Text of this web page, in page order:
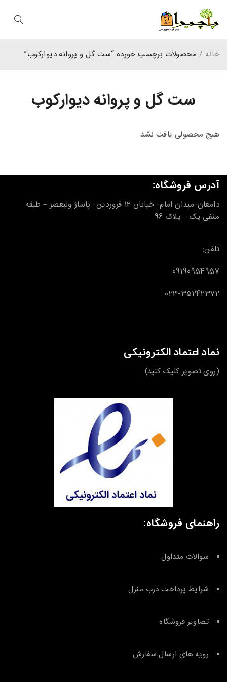
ست گل و پروانه دیوارکوب
خانه / محصولات برچسب خورده “ست گل و پروانه دیوارکوب”
هیچ محصولی یافت نشد.
آدرس فروشگاه:
دامغان-میدان امام- خیابان 12 فروردین- پاساژ ولیعصر – طبقه
منفی یک – پلاک 96
تلفن:
09190954957
023-35242372
نماد اعتماد الکترونیکی
(روی تصویر کلیک کنید)
راهنمای فروشگاه:
سوالات متداول
شرایط پرداخت درب منزل
تصاویر فروشگاه
رویه های ارسال سفارش